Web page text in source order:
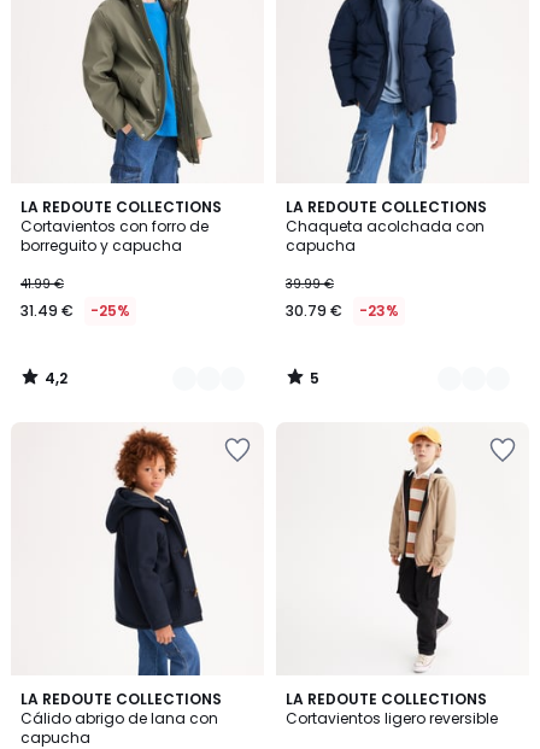
LA REDOUTE COLLECTIONS
Cortavientos con forro de
borreguito y capucha
41.99 €
31.49 € -25%
4,2
/ 5
3
Colores
4,2
/
LA REDOUTE COLLECTIONS
Chaqueta acolchada con
capucha
39.99 €
30.79 € -23%
5
/
5
2
Colores
5
/
LA REDOUTE COLLECTIONS
Cálido abrigo de lana con
capucha
4
/
5
LA REDOUTE COLLECTIONS
Cortavientos ligero reversible
5
/